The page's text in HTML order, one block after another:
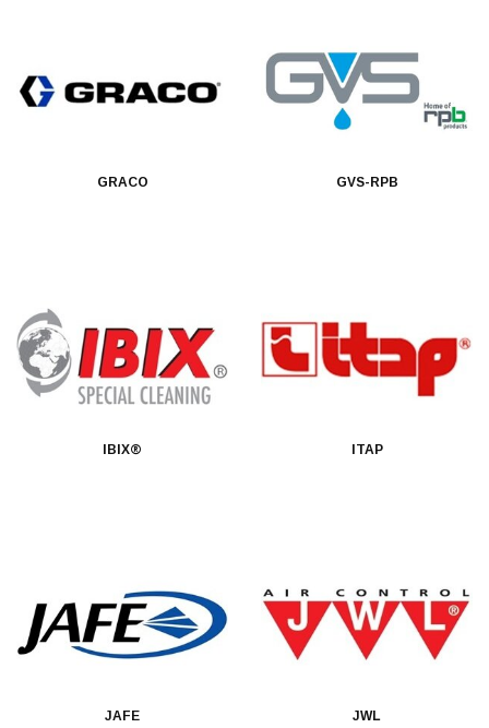
GRACO GVS-RPB
IBIX® ITAP
JAFE JWL